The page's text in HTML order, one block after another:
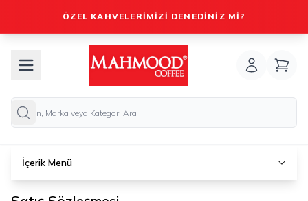
ÖZEL KAHVELERIMIZI DENEDINIZ MI?
İçerik Menü